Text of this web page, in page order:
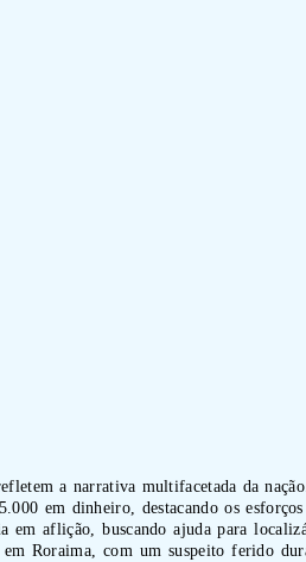
a narrativa multifacetada da
em dinheiro, destacando os
aflição, buscando ajuda para
Roraima, com um suspeito ferido